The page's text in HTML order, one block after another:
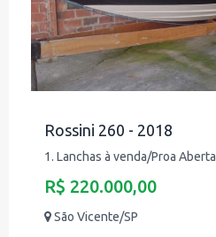
Rossini 260 - 2018
1. Lanchas à venda/Proa Aberta
R$ 220.000,00
São Vicente/SP